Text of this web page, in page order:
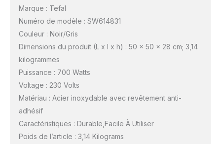
Marque : Tefal
Numéro de modèle : SW614831
Couleur : Noir/Gris
Dimensions du produit (L x l x h) : 50 x 50 x 28 cm; 3,14
kilogrammes
Puissance : 700 Watts
Voltage : 230 Volts
Matériau : Acier inoxydable avec revêtement anti-
adhésif
Caractéristiques : Durable,Facile À Utiliser
Poids de l’article : 3,14 Kilograms